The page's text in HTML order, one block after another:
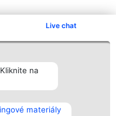
Live chat
na
materiály
Kontakt
Kontakt